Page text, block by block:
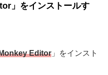
」をインストールす
Editor 」をインスト